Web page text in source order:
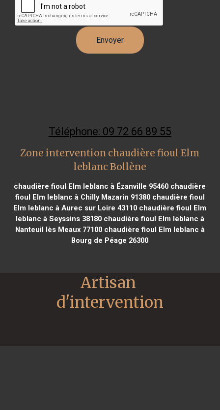
Téléphone: 09 72 66 89 55
Zone intervention chaudière fioul Elm
leblanc Bollène
chaudière fioul Elm leblanc à Ézanville 95460 chaudière
fioul Elm leblanc à Chilly Mazarin 91380chaudière fioul
Elm leblanc à Aurec sur Loire 43110 chaudière fioul Elm
leblanc à Seyssins 38180chaudière fioul Elm leblanc à
Nanteuil lès Meaux 77100chaudière fioul Elm leblanc à
Bourg de Péage 26300
Artisan
d'intervention